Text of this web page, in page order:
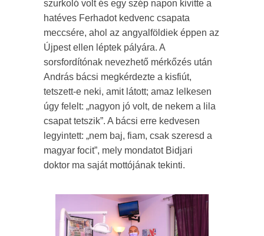
szurkoló volt és egy szép napon kivitte a
hatéves Ferhadot kedvenc csapata
meccsére, ahol az angyalföldiek éppen az
Újpest ellen léptek pályára. A
sorsfordítónak nevezhető mérkőzés után
András bácsi megkérdezte a kisfiút,
tetszett-e neki, amit látott; amaz lelkesen
úgy felelt: „nagyon jó volt, de nekem a lila
csapat tetszik”. A bácsi erre kedvesen
legyintett: „nem baj, fiam, csak szeresd a
magyar focit”, mely mondatot Bidjari
doktor ma saját mottójának tekinti.